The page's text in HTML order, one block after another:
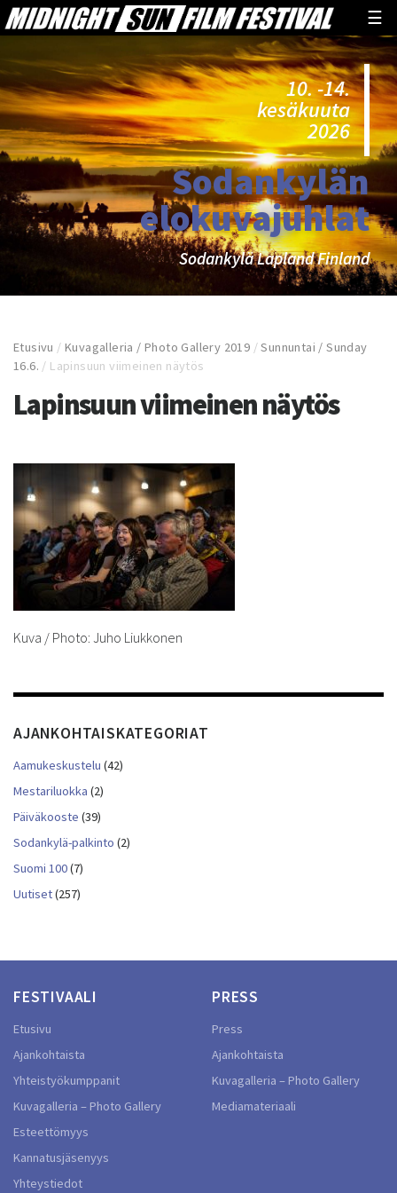
☰
10. -14.
kesäkuuta
2026
Sodankylän
elokuvajuhlat
Sodankylä Lapland Finland
Etusivu /Kuvagalleria / Photo Gallery 2019 /Sunnuntai / Sunday
16.6. / Lapinsuun viimeinen näytös
Lapinsuun viimeinen näytös
Kuva / Photo: Juho Liukkonen
AJANKOHTAISKATEGORIAT
Aamukeskustelu (42)
Mestariluokka (2)
Päiväkooste (39)
Sodankylä-palkinto (2)
Suomi 100(7)
Uutiset(257)
FESTIVAALI
Etusivu
Ajankohtaista
Yhteistyökumppanit
Kuvagalleria – Photo Gallery
Esteettömyys
Kannatusjäsenyys
Yhteystiedot
PRESS
Press
Ajankohtaista
Kuvagalleria – Photo Gallery
Mediamateriaali